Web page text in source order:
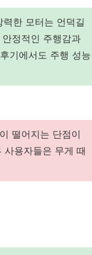
한 모터는 언덕길
정적인 주행감과
기에서도 주행 성능
떨어지는 단점이
용자들은 무게 때